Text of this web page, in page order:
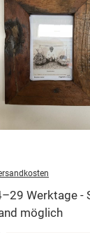
Werktage -
möglich